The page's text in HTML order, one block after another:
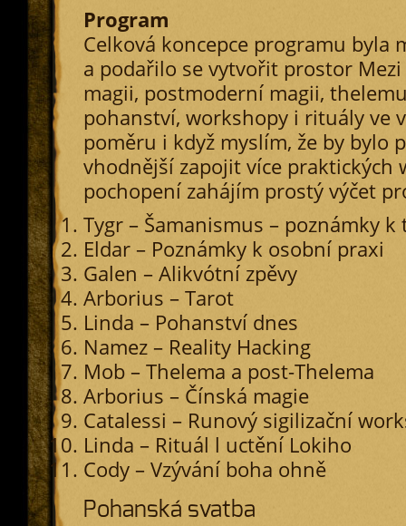
Program
Celková koncepce programu byla
a podařilo se vytvořit prostor
magii, postmoderní magii,
pohanství, workshopy i rituály ve
poměru i když myslím, že by bylo
vhodnější zapojit více praktických
pochopení zahájím prostý výčet
Tygr – Šamanismus – poznámky
Eldar – Poznámky k osobní praxi
Galen – Alikvótní zpěvy
Arborius – Tarot
Linda – Pohanství dnes
Namez – Reality Hacking
Mob – Thelema a post-Thelema
Arborius – Čínská magie
Catalessi – Runový sigilizační
Linda – Rituál l uctění Lokiho
Cody – Vzývání boha ohně
Pohanská svatba